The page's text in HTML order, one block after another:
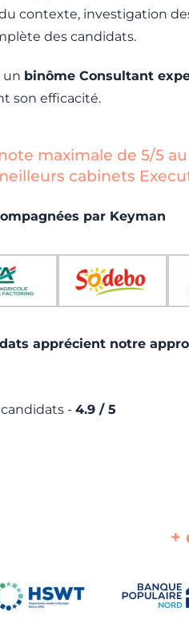
contexte, investigation
des candidats.
un binôme Consultant
son efficacité.
maximale de 5/5
cabinets
par Keyman
apprécient notre
- 4.9 / 5
+